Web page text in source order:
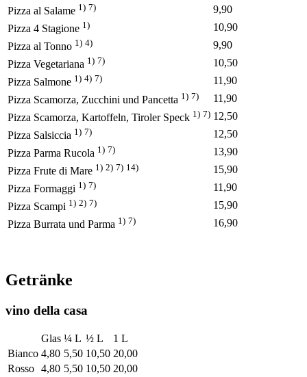
Pizza al Salame 1) 7)
9,90
Pizza 4 Stagione 1)
10,90
Pizza al Tonno 1) 4)
9,90
Pizza Vegetariana 1) 7)
10,50
Pizza Salmone 1) 4) 7)
11,90
Pizza Scamorza, Zucchini und Pancetta 1) 7)
11,90
Pizza Scamorza, Kartoffeln, Tiroler Speck 1) 7) 12,50
Pizza Salsiccia 1) 7)
12,50
Pizza Parma Rucola 1) 7)
13,90
Pizza Frute di Mare 1) 2) 7) 14)
15,90
Pizza Formaggi 1) 7)
11,90
Pizza Scampi 1) 2) 7)
15,90
Pizza Burrata und Parma 1) 7) 16,90
Getränke
vino della casa
Glas ¼ L ½ L
1 L
Bianco 4,80 5,50 10,50 20,00
Rosso 4,80 5,50 10,50 20,00